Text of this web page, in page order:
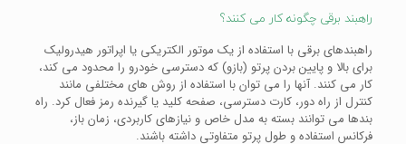
راهبند برقی چگونه کار می کنند؟
راهبندهای برقی با استفاده از یک موتور الکتریکی یا اپراتور هیدرولیک
برای بالا و پایین بردن پرتو (بازو) که دسترسی خودرو را محدود می کند،
کار می کنند. آنها را می توان با استفاده از روش های مختلفی مانند
کنترل از راه دور، کارت دسترسی، صفحه کلید یا گیرنده رمز فعال کرد. راه
بندها می توانند بسته به مدل خاص و نیازهای کاربردی، زمان باز،
فرکانس استفاده و طول پرتو متفاوتی داشته باشند.